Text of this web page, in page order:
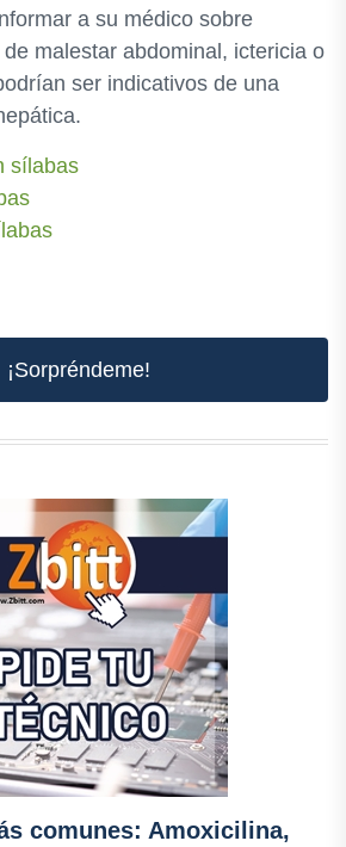
a su médico sobre
malestar abdominal, ictericia o
ser indicativos de una
sílabas
¡Sorpréndeme!
comunes: Amoxicilina,